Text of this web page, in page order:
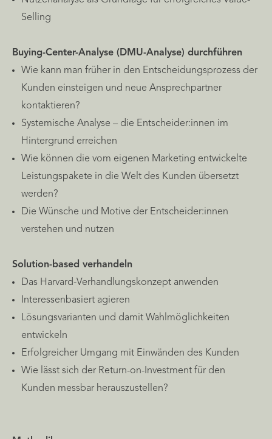
Selling
Buying-Center-Analyse (DMU-Analyse) durchführen
Wie kann man früher in den Entscheidungsprozess der
Kunden einsteigen und neue Ansprechpartner
kontaktieren?
Systemische Analyse – die Entscheider:innen im
Hintergrund erreichen
Wie können die vom eigenen Marketing entwickelte
Leistungspakete in die Welt des Kunden übersetzt
werden?
Die Wünsche und Motive der Entscheider:innen
verstehen und nutzen
Solution-based verhandeln
Das Harvard-Verhandlungskonzept anwenden
Interessenbasiert agieren
Lösungsvarianten und damit Wahlmöglichkeiten
entwickeln
Erfolgreicher Umgang mit Einwänden des Kunden
Wie lässt sich der Return-on-Investment für den
Kunden messbar herauszustellen?